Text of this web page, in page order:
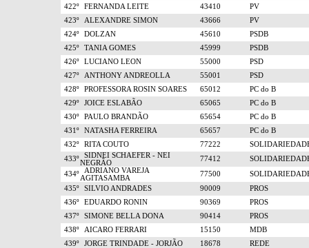
422º
FERNANDA LEITE 43410
PV
423º
ALEXANDRE SIMON 43666
PV
424º
DOLZAN 45610
PSDB
425º
TANIA GOMES 45999
PSDB
426º
LUCIANO LEON 55000
PSD
427º
ANTHONY ANDREOLLA 55001
PSD
428º
PROFESSORA ROSIN SOARES 65012
PC do B
429º
JOICE ESLABÃO 65065
PC do B
430º
PAULO BRANDÃO 65654
PC do B
431º
NATASHA FERREIRA 65657
PC do B
432º
RITA COUTO 77222
433º
SIDNEI SCHAEFER - NEI
NEGRÃO
77412
434º
ADRIANO VAREJA
AGITASAMBA
77500
435º
SILVIO ANDRADES 90009
PROS
436º
EDUARDO RONIN 90369
PROS
437º
SIMONE BELLA DONA 90414
PROS
438º
AICARO FERRARI 15150
MDB
439º
JORGE TRINDADE - JORJÃO 18678
REDE